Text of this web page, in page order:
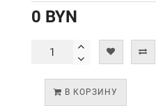
0 BYN
В КОРЗИНУ